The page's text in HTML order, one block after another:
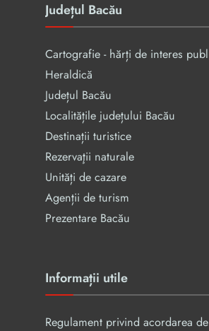
Județul Bacău
Cartografie - hărți de interes
Heraldică
Județul Bacău
Localitățile județului Bacău
Destinații turistice
Rezervaţii naturale
Unități de cazare
Agenții de turism
Prezentare Bacău
Informații utile
Regulament privind acordarea